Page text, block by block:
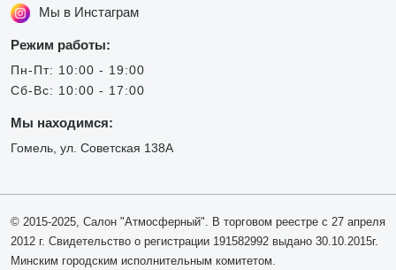
Мы в Инстаграм
Режим работы:
Пн-Пт: 10:00 - 19:00
Сб-Вс: 10:00 - 17:00
Мы находимся:
Гомель, ул. Советская 138А
© 2015-2025, Салон "Атмосферный". В торговом реестре с 27 апреля
2012 г. Свидетельство о регистрации 191582992 выдано 30.10.2015г.
Минским городским исполнительным комитетом.